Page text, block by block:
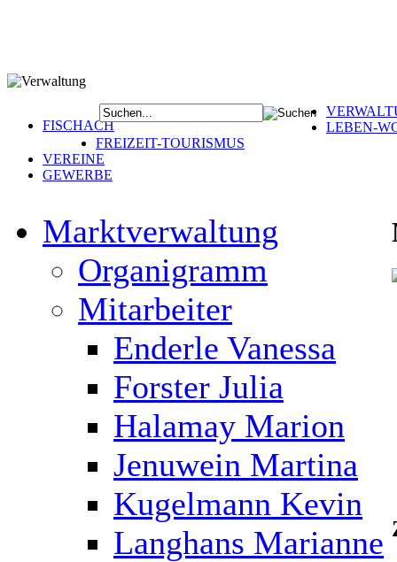
FISCHACH
LEBEN-
FREIZEIT-TOURISMUS
VEREINE
GEWERBE
Marktverwaltung
Organigramm
Mitarbeiter
Enderle Vanessa
Forster Julia
Halamay Marion
Jenuwein Martina
Kugelmann Kevin
Langhans Marianne